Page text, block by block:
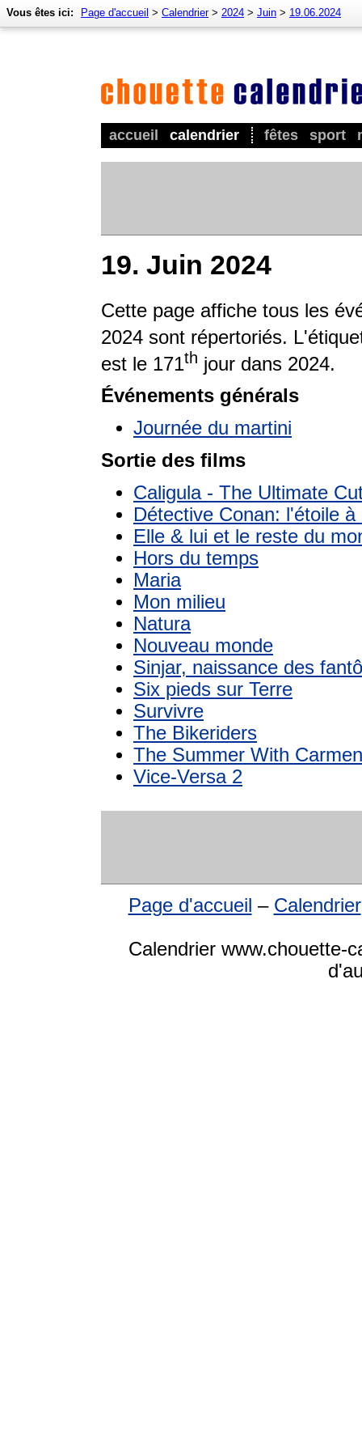
accueil calendrier fêtes sport
Vous êtes ici: Page d'accueil > Calendrier> 2024 > Juin > 19.06.2024
19. Juin 2024
Cette page affiche tous les
2024 sont répertoriés.
est le 171th jour dans 2024.
Événements générals
Journée du martini
Sortie des films
Caligula - The Ultimate
Détective Conan: l'étoile
Elle & lui et le reste du
Hors du temps
Maria
Mon milieu
Natura
Nouveau monde
Sinjar, naissance des
Six pieds sur Terre
Survivre
The Bikeriders
The Summer With Carmen
Vice-Versa 2
Page d'accueil – Calendrier
Calendrier www.chouette-